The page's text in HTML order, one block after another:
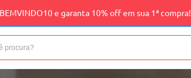
e garanta 10% off em sua 1ª compra!